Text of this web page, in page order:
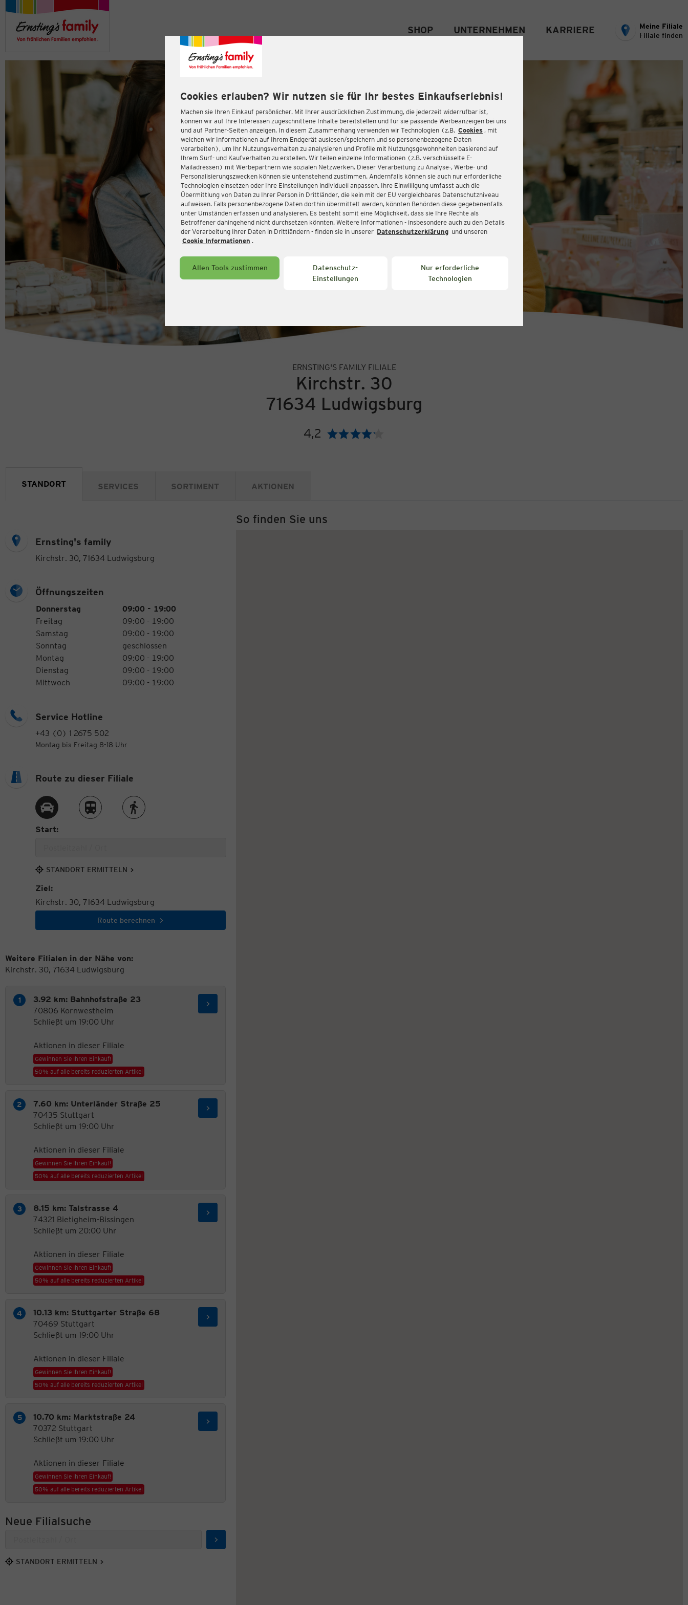
Cookies erlauben? Wir nutzen sie für Ihr bestes Einkaufserlebnis!
Machen sie Ihren Einkauf persönlicher. Mit Ihrer ausdrücklichen Zustimmung, die jederzeit widerrufbar ist,
können wir auf Ihre Interessen zugeschnittene Inhalte bereitstellen und für sie passende Werbeanzeigen bei uns
und auf Partner-Seiten anzeigen. In diesem Zusammenhang verwenden wir Technologien (z.B. Cookies , mit
welchen wir Informationen auf Ihrem Endgerät auslesen/speichern und so personenbezogene Daten
verarbeiten), um Ihr Nutzungsverhalten zu analysieren und Profile mit Nutzungsgewohnheiten basierend auf
Ihrem Surf- und Kaufverhalten zu erstellen. Wir teilen einzelne Informationen (z.B. verschlüsselte E-
Mailadressen) mit Werbepartnern wie sozialen Netzwerken. Dieser Verarbeitung zu Analyse-, Werbe- und
Personalisierungszwecken können sie untenstehend zustimmen. Andernfalls können sie auch nur erforderliche
Technologien einsetzen oder Ihre Einstellungen individuell anpassen. Ihre Einwilligung umfasst auch die
Übermittlung von Daten zu Ihrer Person in Drittländer, die kein mit der EU vergleichbares Datenschutzniveau
aufweisen. Falls personenbezogene Daten dorthin übermittelt werden, könnten Behörden diese gegebenenfalls
unter Umständen erfassen und analysieren. Es besteht somit eine Möglichkeit, dass sie Ihre Rechte als
Betroffener dahingehend nicht durchsetzen könnten. Weitere Informationen - insbesondere auch zu den Details
der Verarbeitung Ihrer Daten in Drittländern - finden sie in unserer Datenschutzerklärung und unseren
Cookie Informationen .
Allen Tools zustimmen
Datenschutz-
Einstellungen
Nur erforderliche
Technologien
SHOP UNTERNEHMEN KARRIERE
Meine Filiale
Filiale finden
ERNSTING'S FAMILY FILIALE
Kirchstr. 30
71634 Ludwigsburg
4,2 Bewertung:
STANDORT SERVICES SORTIMENT AKTIONEN
Ernsting's family
Kirchstr. 30, 71634 Ludwigsburg
Öffnungszeiten
Öffnungszeiten
WochentagUhrzeiten
Donnerstag
09:00 - 19:00
Freitag
09:00 - 19:00
Samstag
09:00 - 19:00
Sonntag
geschlossen
Montag
09:00 - 19:00
Dienstag
09:00 - 19:00
Mittwoch
09:00 - 19:00
Service Hotline
+43 (0) 1 2675 502
Montag bis Freitag 8-18 Uhr
So finden Sie uns
Route zu dieser Filiale
Route per AutoRoute per ZugRoute zu Fuß
Start:
STANDORT ERMITTELN
Ziel:
Kirchstr. 30, 71634 Ludwigsburg
Route berechnen
Weitere Filialen in der Nähe von:
Kirchstr. 30, 71634 Ludwigsburg
3.92 km: Bahnhofstraße 23
70806 Kornwestheim
Schließt um 19:00 Uhr
Aktionen in dieser Filiale
Gewinnen Sie Ihren Einkauf!
50% auf alle bereits reduzierten Artikel
7.60 km: Unterländer Straße 25
70435 Stuttgart
Schließt um 19:00 Uhr
Aktionen in dieser Filiale
Gewinnen Sie Ihren Einkauf!
50% auf alle bereits reduzierten Artikel
8.15 km: Talstrasse 4
74321 Bietigheim-Bissingen
Schließt um 20:00 Uhr
Aktionen in dieser Filiale
Gewinnen Sie Ihren Einkauf!
50% auf alle bereits reduzierten Artikel
10.13 km: Stuttgarter Straße 68
70469 Stuttgart
Schließt um 19:00 Uhr
Aktionen in dieser Filiale
Gewinnen Sie Ihren Einkauf!
50% auf alle bereits reduzierten Artikel
10.70 km: Marktstraße 24
70372 Stuttgart
Schließt um 19:00 Uhr
Aktionen in dieser Filiale
Gewinnen Sie Ihren Einkauf!
50% auf alle bereits reduzierten Artikel
Neue Filialsuche
Suchen
STANDORT ERMITTELN